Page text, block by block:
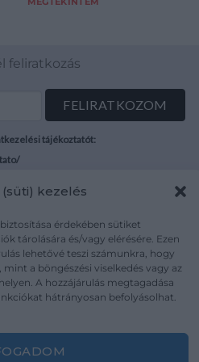
(süti) kezelés
érdekében sütiket
tárolására és/vagy elérésére. Ezen
lehetővé teszi számunkra, hogy
a böngészési viselkedés vagy az
A hozzájárulás megtagadása
hátrányosan befolyásolhat.
feliratkozás
tájékoztatót:
Áraink
ÁSZF
Adatvédelem
Impresszum